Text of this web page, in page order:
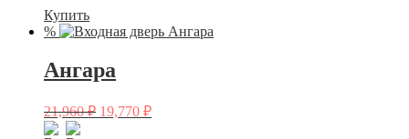
Купить
%
Ангара
21,960₽ 19,770 ₽